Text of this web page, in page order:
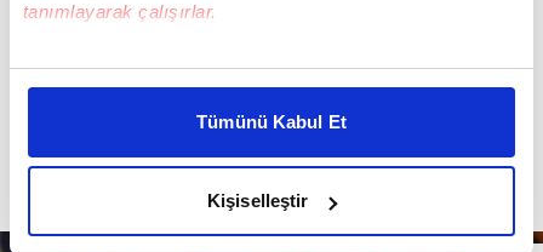
tanımlayarak çalışırlar.
Bu çerezlere izin vermeniz halinde sizlere özel
daha iyi reklam deneyimi yaşatabiliriz. Bunu yaparken
amacımızın size daha iyi bir reklam deneyimi sunmak
elimizden gelen çabayı gösterdiğimizi ve bu noktada,
Tümünü Kabul Et
Kişiselleştir